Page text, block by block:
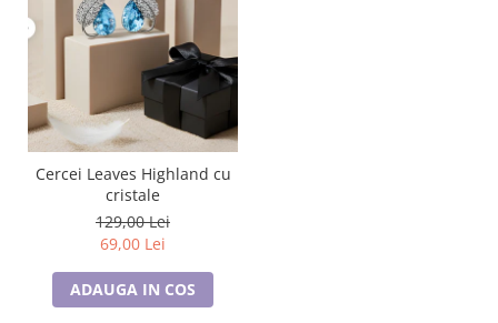
Cercei Leaves Highland cu
cristale
129,00 Lei
69,00 Lei
ADAUGA IN COS